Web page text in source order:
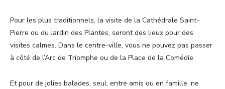
Pour les plus traditionnels, la visite de la Cathédrale Saint-
Pierre ou du Jardin des Plantes, seront des lieux pour des
visites calmes. Dans le centre-ville, vous ne pouvez pas passer
à côté de l’Arc de Triomphe ou de la Place de la Comédie.
Et pour de jolies balades, seul, entre amis ou en famille, ne